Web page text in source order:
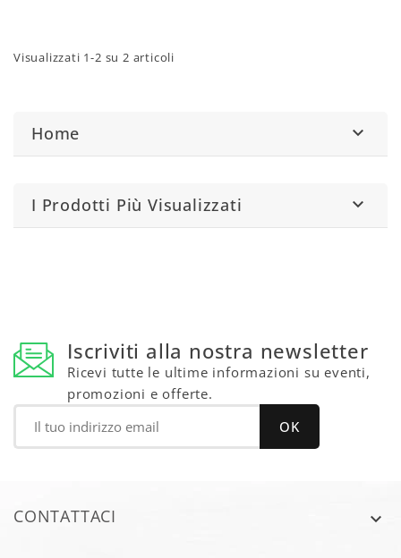
Visualizzati 1-2 su 2 articoli
Home 
I Prodotti Più Visualizzati 
Iscriviti alla nostra newsletter
Ricevi tutte le ultime informazioni su eventi,
promozioni e offerte.
CONTATTACI 